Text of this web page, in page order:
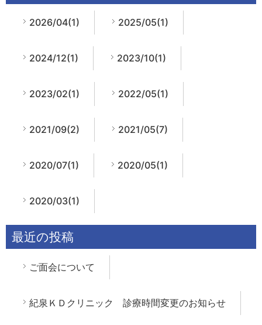
2026/04(1) 2025/05(1)
2024/12(1) 2023/10(1)
2023/02(1) 2022/05(1)
2021/09(2) 2021/05(7)
2020/07(1) 2020/05(1)
2020/03(1)
最近の投稿
ご面会について
紀泉ＫＤクリニック 診療時間変更のお知らせ